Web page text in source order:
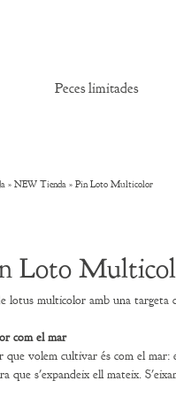
Peces limitades
» NEW Tienda» Pin Loto Multicolor
Loto
lotus multicolor amb una targeta
com el mar
que volem cultivar és com el mar:
que s'expandeix ell mateix.